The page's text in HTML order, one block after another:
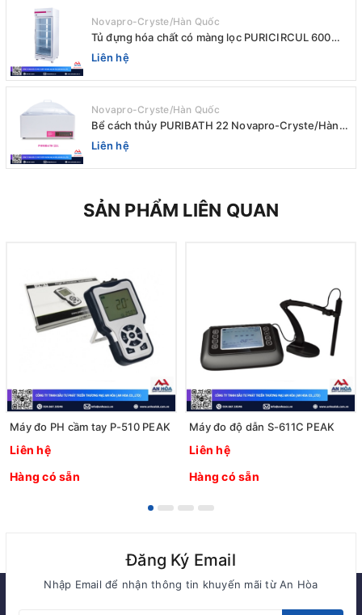
Novapro-Cryste/Hàn Quốc
Tủ đựng hóa chất có màng lọc PURICIRCUL 600
AIRTIGHT Novapro-Cryste/Hàn Quốc
Liên hệ
Novapro-Cryste/Hàn Quốc
Bể cách thủy PURIBATH 22 Novapro-Cryste/Hàn
Quốc
Liên hệ
SẢN PHẨM LIÊN QUAN
Máy đo PH cầm tay P-510 PEAK
Liên hệ
Hàng có sẵn
Máy đo độ dẫn S-611C PEAK
Liên hệ
Hàng có sẵn
Đăng Ký Email
Nhập Email để nhận thông tin khuyến mãi từ An Hòa